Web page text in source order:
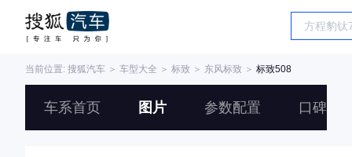
当前位置: 搜狐汽车 ＞ 车型大全 ＞ 标致 ＞ 东风标致 ＞ 标致508
车系首页 图片 参数配置 口碑